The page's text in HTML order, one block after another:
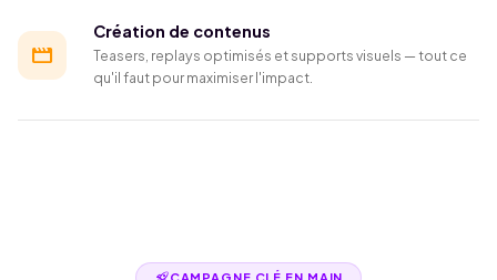
movie_creation
Création de contenus
Teasers, replays optimisés et supports visuels — tout ce
qu'il faut pour maximiser l'impact.